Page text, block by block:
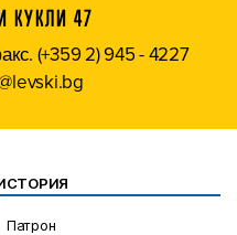
КУКЛИ 47
(+359 2) 945 - 4227
Патрон